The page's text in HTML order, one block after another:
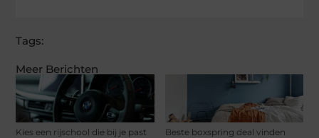
Meer Berichten
Kies een rijschool die bij je past
Beste boxspring deal vinden
Tags: